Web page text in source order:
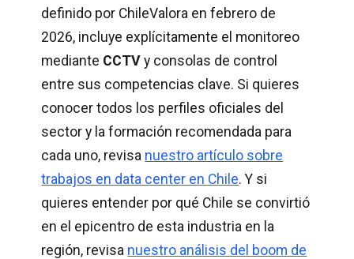
definido por ChileValora en febrero de
2026, incluye explícitamente el monitoreo
mediante CCTV y consolas de control
entre sus competencias clave. Si quieres
conocer todos los perfiles oficiales del
sector y la formación recomendada para
cada uno, revisa nuestro artículo sobre
trabajos en data center en Chile. Y si
quieres entender por qué Chile se convirtió
en el epicentro de esta industria en la
región, revisa nuestro análisis del boom de